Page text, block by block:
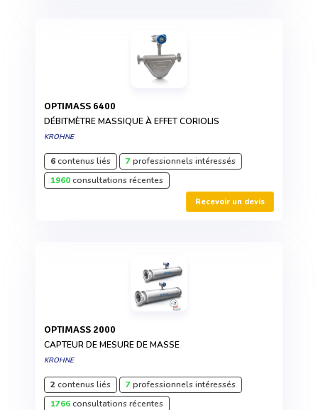
OPTIMASS 6400
DÉBITMÈTRE MASSIQUE À EFFET CORIOLIS
KROHNE
6contenus liés 7professionnels intéressés
1960consultations récentes
Recevoir un devis
OPTIMASS 2000
CAPTEUR DE MESURE DE MASSE
KROHNE
2contenus liés 7professionnels intéressés
1766consultations récentes